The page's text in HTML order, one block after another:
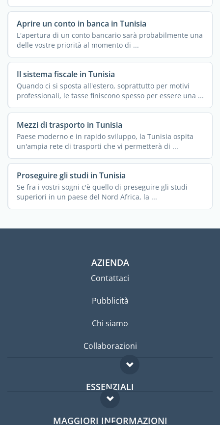
Aprire un conto in banca in Tunisia
L'apertura di un conto bancario sarà probabilmente una
delle vostre priorità al momento di ...
Il sistema fiscale in Tunisia
Quando ci si sposta all'estero, soprattutto per motivi
professionali, le tasse finiscono spesso per essere una ...
Mezzi di trasporto in Tunisia
Paese moderno e in rapido sviluppo, la Tunisia ospita
un'ampia rete di trasporti che vi permetterà di ...
Proseguire gli studi in Tunisia
Se fra i vostri sogni c'è quello di preseguire gli studi
superiori in un paese del Nord Africa, la ...
AZIENDA
Contattaci
Pubblicità
Chi siamo
Collaborazioni
ESSENZIALI
Forum per expat
MAGGIORI INFORMAZIONI